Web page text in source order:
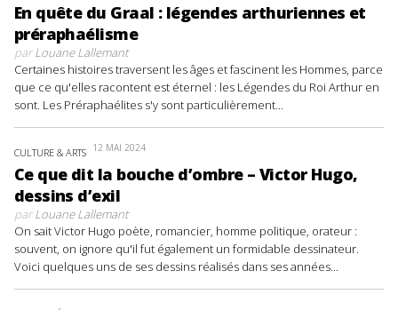
En quête du Graal : légendes arthuriennes et
préraphaélisme
parLouane Lallemant
Certaines histoires traversent les âges et fascinent les Hommes, parce
que ce qu'elles racontent est éternel : les Légendes du Roi Arthur en
sont. Les Préraphaélites s'y sont particulièrement...
CULTURE & ARTS 12 MAI 2024
Ce que dit la bouche d’ombre – Victor Hugo,
dessins d’exil
parLouane Lallemant
On sait Victor Hugo poète, romancier, homme politique, orateur :
souvent, on ignore qu'il fut également un formidable dessinateur.
Voici quelques uns de ses dessins réalisés dans ses années...